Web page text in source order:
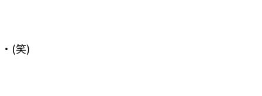
(笑)